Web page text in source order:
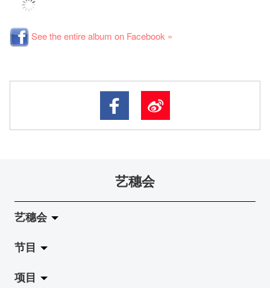
See the entire album on Facebook »
艺穗会
艺穗会
关于艺穗会
艺穗会的演化
节目
拉阔
项目